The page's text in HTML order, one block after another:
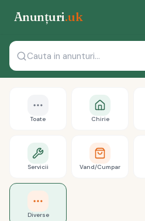
Anunțuri.uk
Toate Chirie
Servicii Vand/Cumpar
Diverse